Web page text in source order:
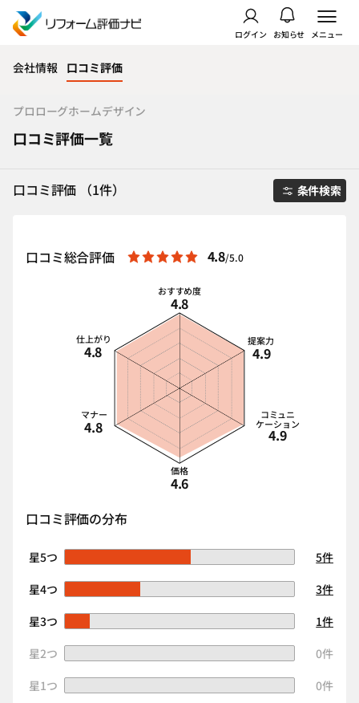
ログイン お知らせ メニュー
会社情報 口コミ評価
プロローグホームデザイン
口コミ評価一覧
口コミ評価 （1件） 条件検索
口コミ総合評価 4.8/5.0
おすすめ度
4.8
提案力
4.9
コミュニ
ケーション
4.9
価格
4.6
マナー
4.8
仕上がり
4.8
口コミ評価の分布
星5つ
5件
星4つ
3件
星3つ
1件
星2つ
0件
星1つ
0件